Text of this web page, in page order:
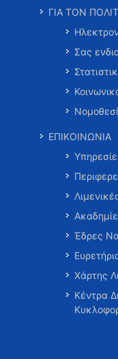
ΓΙΑ ΤΟΝ
Σας
ΕΠΙΚΟΙΝΩΝΙΑ
Έδρες
Χάρτης
Κέντρα